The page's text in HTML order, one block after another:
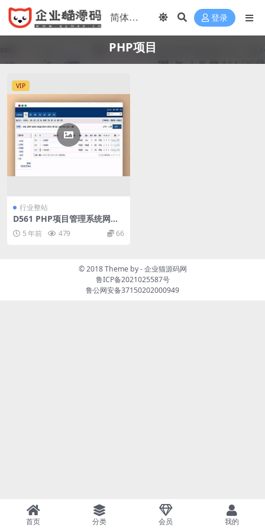
登录
PHP项目
VIP
行业整站
D561 PHP项目管理系统网站
源码 方便程序员设计开发项目
进度跟进
5 年前 479 66
© 2018 Theme by -企业猫源码网
鲁ICP备2021025587号
鲁公网安备37150202000949
首页 分类 会员 我的